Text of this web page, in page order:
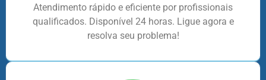
Atendimento rápido e eficiente por profissionais
qualificados. Disponível 24 horas. Ligue agora e
resolva seu problema!